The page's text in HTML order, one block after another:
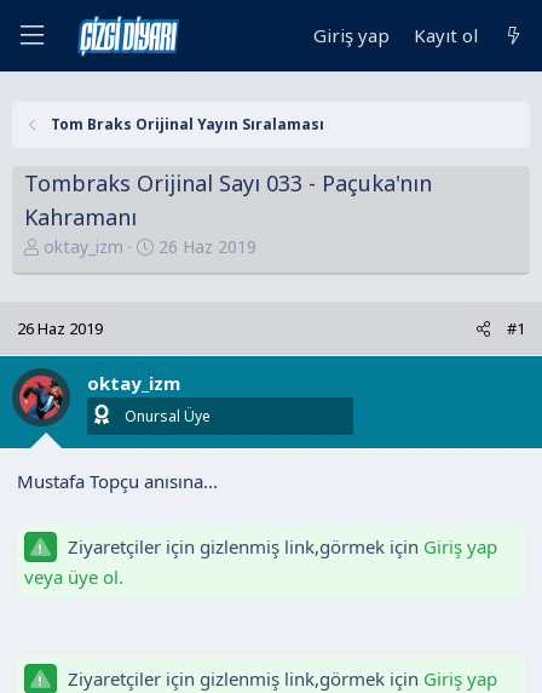
Giriş yap Kayıt ol
Tom Braks Orijinal Yayın Sıralaması
Tombraks Orijinal Sayı 033 - Paçuka'nın
Kahramanı
K
o
u
y
u
B
a
l
t
a
n
oktay_izm
B
a
a
n
g
ı
t
r
26 Haz 2019
26 Haz 2019 #1
oktay_izm
Onursal Üye
Mustafa Topçu anısına...
Ziyaretçiler için gizlenmiş link,görmek için Giriş yap
veya üye ol.
Ziyaretçiler için gizlenmiş link,görmek için Giriş yap